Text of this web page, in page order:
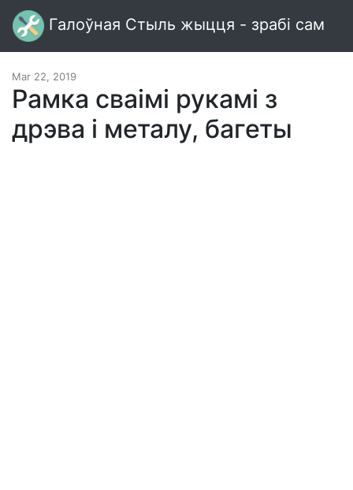
Галоўная Стыль жыцця - зрабі сам
Mar 22, 2019
Рамка сваімі рукамі з
дрэва і металу, багеты